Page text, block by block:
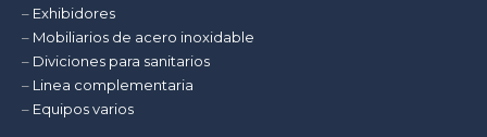
– Exhibidores
– Mobiliarios de acero inoxidable
– Diviciones para sanitarios
– Linea complementaria
– Equipos varios